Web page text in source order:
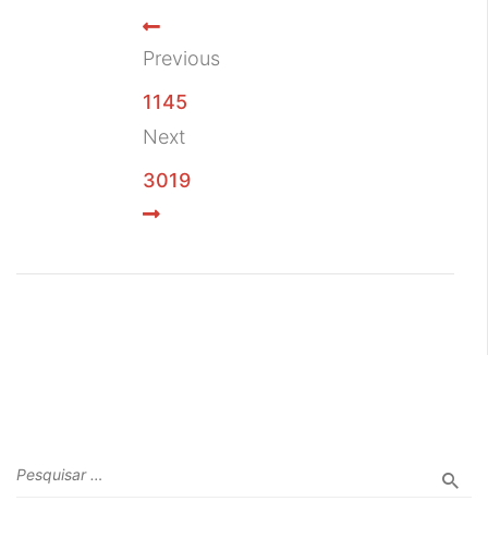
Previous
1145
Next
3019